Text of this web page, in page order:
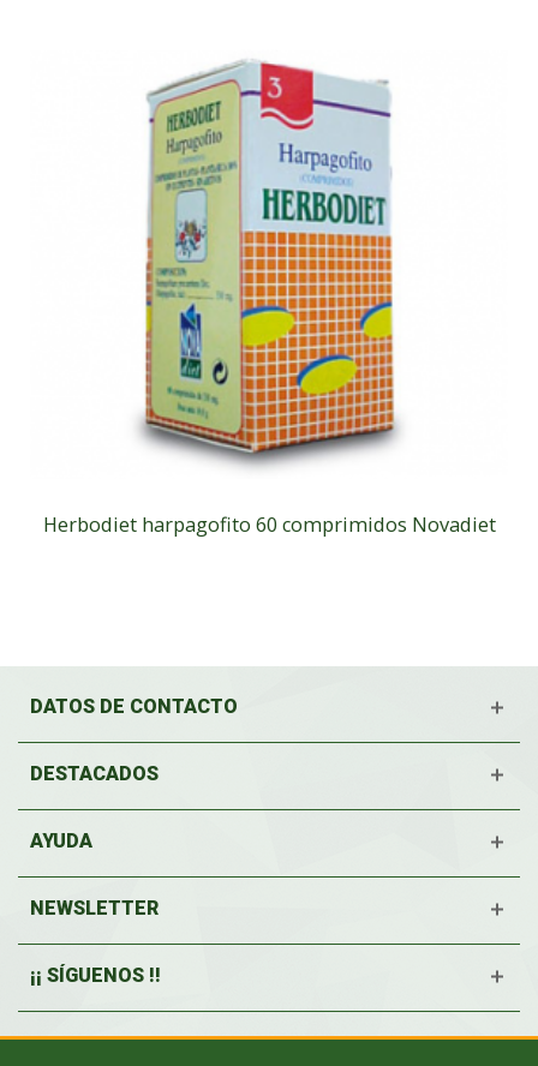
Herbodiet harpagofito 60 comprimidos Novadiet
DATOS DE CONTACTO
DESTACADOS
AYUDA
NEWSLETTER
¡¡ SÍGUENOS !!